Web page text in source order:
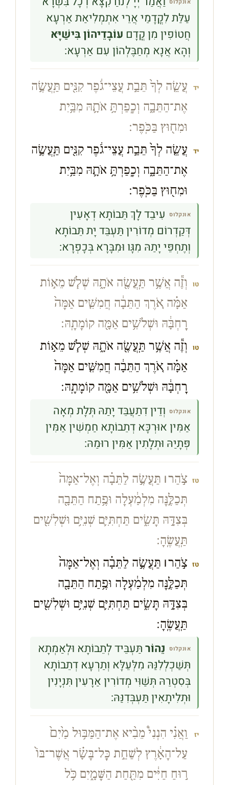
אונקלוס
עַלַּת לִקֳדָמַי אֲרֵי אִתְמְלִיאַת אַרְעָא
חֲטוֹפִין מִן קֳדָם עוֹבָדֵיהוֹן בִּישַׁיָּא
וְהָא אֲנָא מְחַבֶּלְהוֹן עִם אַרְעָא:
יד
עֲשֵׂ֤ה לְךָ֙ תֵּבַ֣ת עֲצֵי־גֹ֔פֶר קִנִּ֖ים תַּֽעֲשֶׂ֣ה
אֶת־הַתֵּבָ֑ה וְכָֽפַרְתָּ֥ אֹתָ֛הּ מִבַּ֥יִת
וּמִח֖וּץ בַּכֹּֽפֶר׃
יד
עֲשֵׂ֤ה לְךָ֙ תֵּבַ֣ת עֲצֵי־גֹ֔פֶר קִנִּ֖ים תַּֽעֲשֶׂ֣ה
אֶת־הַתֵּבָ֑ה וְכָֽפַרְתָּ֥ אֹתָ֛הּ מִבַּ֥יִת
וּמִח֖וּץ בַּכֹּֽפֶר׃
אונקלוס עִיבֵד לָךְ תֵּבוֹתָא דְאָעִין
דְּקַדְרוֹם מְדוֹרִין תַּעְבֵּד יָת תֵּבוֹתָא
וְתֶחְפֵּי יָתַהּ מִגָּו וּמִבָּרָא בְּכָפְרָא:
טו
וְזֶ֕ה אֲשֶׁ֥ר תַּֽעֲשֶׂ֖ה אֹתָ֑הּ שְׁלֹ֧שׁ מֵא֣וֹת
אַמָּ֗ה אֹ֚רֶךְ הַתֵּבָ֔ה חֲמִשִּׁ֤ים אַמָּה֙
רׇחְבָּ֔הּ וּשְׁלֹשִׁ֥ים אַמָּ֖ה קוֹמָתָֽהּ׃
טו וְזֶ֕ה אֲשֶׁ֥ר תַּֽעֲשֶׂ֖ה אֹתָ֑הּ שְׁלֹ֧שׁ מֵא֣וֹת
אַמָּ֗ה אֹ֚רֶךְ הַתֵּבָ֔ה חֲמִשִּׁ֤ים אַמָּה֙
רׇחְבָּ֔הּ וּשְׁלֹשִׁ֥ים אַמָּ֖ה קוֹמָתָֽהּ׃
אונקלוס וְדֵין דִתַעֲבֵּד יָתַהּ תְּלָת מְאָה
אַמִּין אוּרְכָּא דְתֵבוֹתָא חַמְשִׁין אַמִּין
פְּתָיַהּ וּתְלָתִין אַמִּין רוּמַהּ:
טז צֹ֣הַר׀ תַּעֲשֶׂ֣ה לַתֵּבָ֗ה וְאֶל־אַמָּה֙
תְּכַלֶּ֣נָּה מִלְמַ֔עְלָה וּפֶ֥תַח הַתֵּבָ֖ה
בְּצִדָּ֣הּ תָּשִׂ֑ים תַּחְתִּיִּ֛ם שְׁנִיִּ֥ם וּשְׁלִשִׁ֖ים
תַּֽעֲשֶֽׂהָ׃
טז צֹ֣הַר׀ תַּעֲשֶׂ֣ה לַתֵּבָ֗ה וְאֶל־אַמָּה֙
תְּכַלֶּ֣נָּה מִלְמַ֔עְלָה וּפֶ֥תַח הַתֵּבָ֖ה
בְּצִדָּ֣הּ תָּשִׂ֑ים תַּחְתִּיִּ֛ם שְׁנִיִּ֥ם וּשְׁלִשִׁ֖ים
תַּֽעֲשֶֽׂהָ׃
אונקלוס נֵהוֹרתַּעְבֵּיד לְתֵבוֹתָא וּלְאַמְתָא
תְּשַׁכְלְלִנַּהּ מִלְּעֵלָּא וְתַרְעָא דְתֵבוֹתָא
בְּסִטְרַהּ תְּשַׁוִּי מְדוֹרִין אַרָעִין תִּנְיָנִין
וּתְלִיתָאִין תַּעְבְּדִנַּהּ:
יז
וַאֲנִ֗י הִנְנִי֩ מֵבִ֨יא אֶת־הַמַּבּ֥וּל מַ֙יִם֙
עַל־הָאָ֔רֶץ לְשַׁחֵ֣ת כׇּל־בָּשָׂ֗ר אֲשֶׁר־בּוֹ֙
ר֣וּחַ חַיִּ֔ים מִתַּ֖חַת הַשָּׁמָ֑יִם כֹּ֥ל